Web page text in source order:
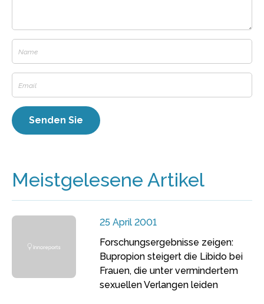
Meistgelesene Artikel
25 April 2001
Forschungsergebnisse zeigen:
Bupropion steigert die Libido bei
Frauen, die unter vermindertem
sexuellen Verlangen leiden